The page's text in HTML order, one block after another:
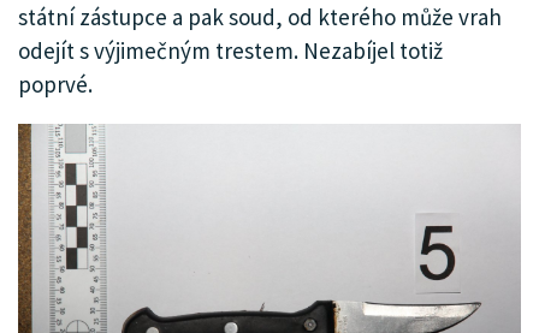
INZERCE
ARCHIV
státní zástupce a pak soud, od kterého může vrah
odejít s výjimečným trestem. Nezabíjel totiž
poprvé.